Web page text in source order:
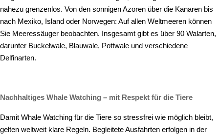
nahezu grenzenlos. Von den sonnigen Azoren über die Kanaren bis
nach Mexiko, Island oder Norwegen: Auf allen Weltmeeren können
Sie Meeressäuger beobachten. Insgesamt gibt es über 90 Walarten,
darunter Buckelwale, Blauwale, Pottwale und verschiedene
Delfinarten.
Nachhaltiges Whale Watching – mit Respekt für die Tiere
Damit Whale Watching für die Tiere so stressfrei wie möglich bleibt,
gelten weltweit klare Regeln. Begleitete Ausfahrten erfolgen in der